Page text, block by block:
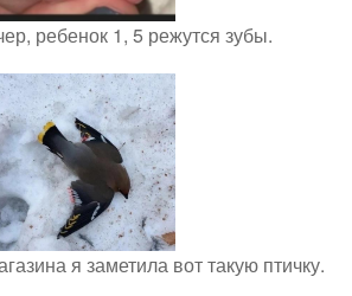
ребенок 1, 5 режутся зубы.
я заметила вот такую птичку.